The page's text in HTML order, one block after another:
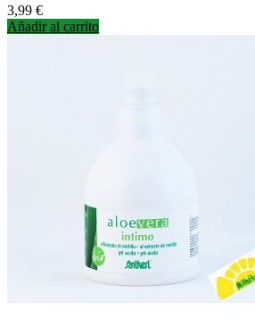
Precio
3,99 €
Añadir al carrito